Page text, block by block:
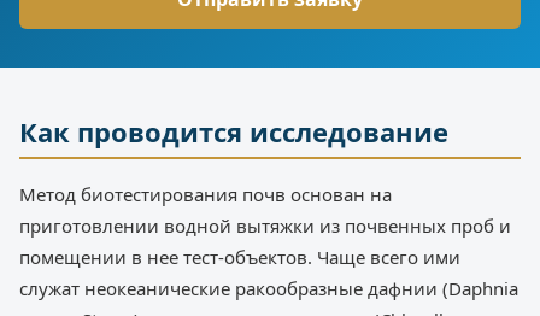
Как проводится исследование
Метод биотестирования почв основан на
приготовлении водной вытяжки из почвенных проб и
помещении в нее тест-объектов. Чаще всего ими
служат неокеанические ракообразные дафнии (Daphnia